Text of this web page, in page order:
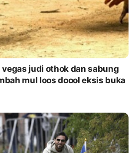
vegas judi othok dan sabung
mul loos doool eksis buka